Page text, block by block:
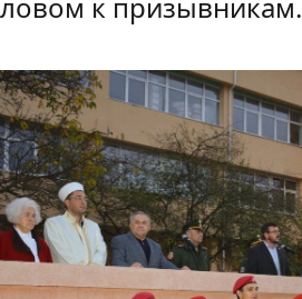
к призывникам.